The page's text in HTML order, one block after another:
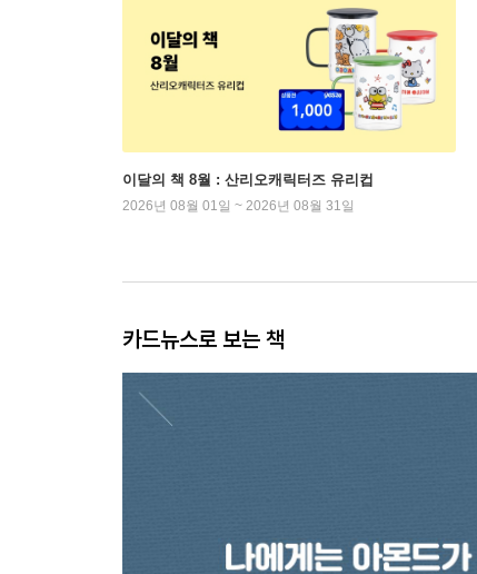
이달의 책 8월 : 산리오캐릭터즈 유리컵
2026년 08월 01일 ~ 2026년 08월 31일
카드뉴스로 보는 책